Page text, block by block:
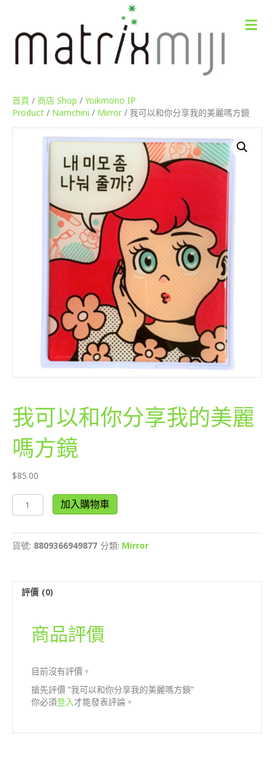
M
e
首頁 / 商店 Shop / Yoikmono IP
Product / Namchini / Mirror/ 我可以和你分享我的美麗嗎方鏡
我可以和你分享我的美麗
嗎方鏡
$85.00
我
可
和
你
我
加入購物車
貨號: 8809366949877 分類: Mirror
評價 (0)
商品評價
目前沒有評價。
搶先評價 “我可以和你分享我的美麗嗎方鏡”
你必須登入才能發表評論。